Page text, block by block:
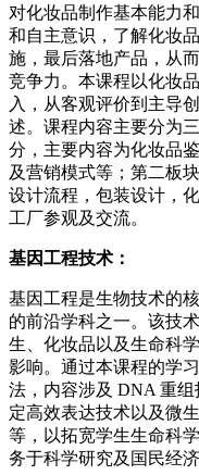
对化妆品制作基本能力
和自主意识，了解化妆
施，最后落地产品，从
竞争力。本课程以化妆
入，从客观评价到主导
述。课程内容主要分为
分，主要内容为化妆品
及营销模式等；第二板
设计流程，包装设计，
工厂参观及交流。
基因工程技术：
基因工程是生物技术的
的前沿学科之一。该技
生、化妆品以及生命科
影响。通过本课程的学
法，内容涉及 DNA 重
定高效表达技术以及微
等，以拓宽学生生命科
务于科学研究及国民经